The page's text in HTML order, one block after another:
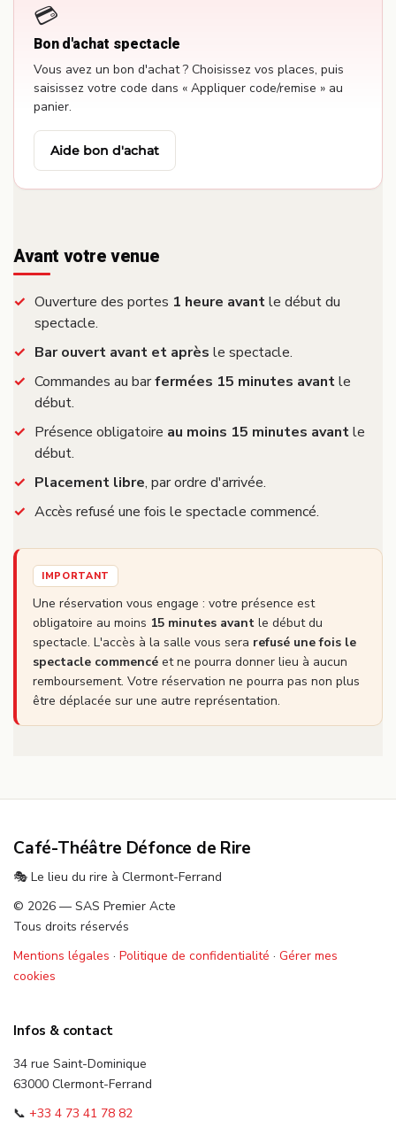
💳
Bon d'achat spectacle
Vous avez un bon d'achat ? Choisissez vos places, puis
saisissez votre code dans « Appliquer code/remise » au
panier.
Aide bon d'achat
Avant votre venue
Ouverture des portes 1 heure avantle début du
spectacle.
Bar ouvert avant et après le spectacle.
Commandes au barfermées 15 minutes avantle
début.
Présence obligatoire au moins 15 minutes avantle
début.
Placement libre, par ordre d'arrivée.
Accès refusé une fois le spectacle commencé.
IMPORTANT
Une réservation vous engage : votre présence est
obligatoire au moins 15 minutes avant le début du
spectacle. L'accès à la salle vous sera refusé une fois le
spectacle commencé et ne pourra donner lieu à aucun
remboursement. Votre réservation ne pourra pas non plus
être déplacée sur une autre représentation.
Café-Théâtre Défonce de Rire
🎭 Le lieu du rire à Clermont-Ferrand
© 2026 — SAS Premier Acte
Tous droits réservés
Mentions légales · Politique de confidentialité · Gérer mes
cookies
Infos & contact
34 rue Saint-Dominique
63000 Clermont-Ferrand
📞 +33 4 73 41 78 82